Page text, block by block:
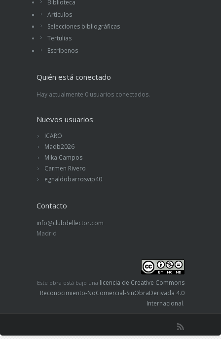
Biblioteca
Artículos
Selecciones bibliográficas
Tertulias
Escríbenos
Quién está conectado
Hay actualmente 0 usuarios conectados.
Nuevos usuarios
ICARO
Madb2026
Mika Campos
Carmen Rivero
egnaldobarrosvip40
Contacto
info@clubdellector.com
Madrid
Este obra está bajo una licencia de Creative Commons
Reconocimiento-NoComercial-SinObraDerivada 4.0
Internacional